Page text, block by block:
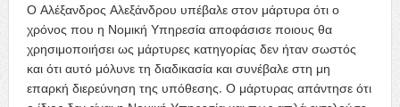
Ο Αλέξανδρος Αλεξάνδρου υπέβαλε στον μάρτυρα ότι ο
χρόνος που η Νομική Υπηρεσία αποφάσισε ποιους θα
χρησιμοποιήσει ως μάρτυρες κατηγορίας δεν ήταν σωστός
και ότι αυτό μόλυνε τη διαδικασία και συνέβαλε στη μη
επαρκή διερεύνηση της υπόθεσης. Ο μάρτυρας απάντησε ότι